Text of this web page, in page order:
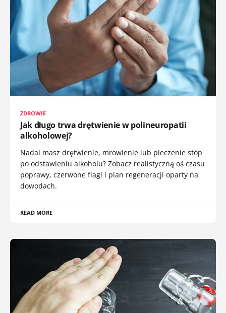
ZDROWIE
Jak długo trwa drętwienie w polineuropatii
alkoholowej?
Nadal masz drętwienie, mrowienie lub pieczenie stóp
po odstawieniu alkoholu? Zobacz realistyczną oś czasu
poprawy, czerwone flagi i plan regeneracji oparty na
dowodach.
READ MORE